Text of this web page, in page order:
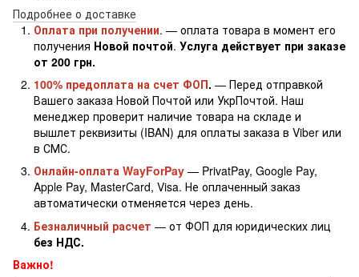
Подробнее о доставке
Оплата при получении. — оплата товара в момент его
получения Новой почтой. Услуга действует при заказе
от 200 грн.
100% предоплата на счет ФОП. — Перед отправкой
Вашего заказа Новой Почтой или УкрПочтой. Наш
менеджер проверит наличие товара на складе и
вышлет реквизиты (IBAN) для оплаты заказа в Viber или
в СМС.
Онлайн-оплата WayForPay — PrivatPay, Google Pay,
Apple Pay, MasterCard, Visa. Не оплаченный заказ
автоматически отменяется через день.
Безналичный расчет — от ФОП для юридических лиц
без НДС.
Важно!